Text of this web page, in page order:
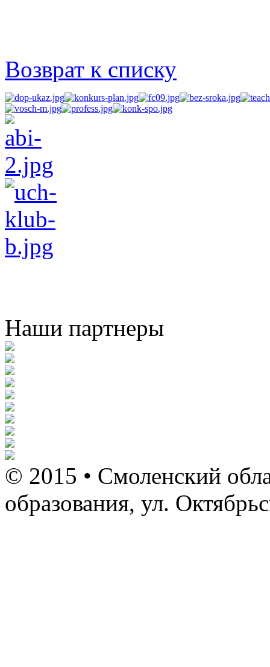
Возврат к списку
Наши партнеры
© 2015 • Смоленский
образования, ул.